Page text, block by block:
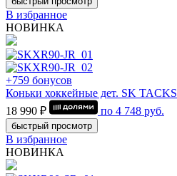
В избранное
НОВИНКА
+759 бонусов
Коньки хоккейные дет. SK
18 990 ₽
по 4 748 руб.
быстрый просмотр
В избранное
НОВИНКА